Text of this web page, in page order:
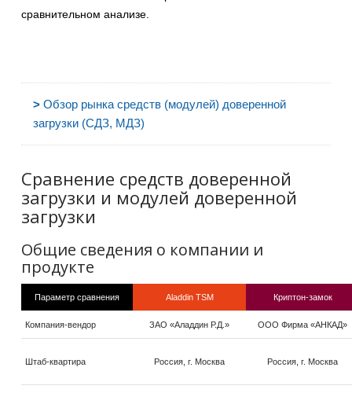
сравнительном анализе.
> Обзор рынка средств (модулей) доверенной
загрузки (СДЗ, МДЗ)
Сравнение средств доверенной
загрузки и модулей доверенной
загрузки
Общие сведения о компании и
продукте
Параметр сравнения Aladdin TSM Криптон-замок
Компания-вендор ЗАО «Аладдин Р.Д.» ООО Фирма «АНКАД»
Штаб-квартира Россия, г. Москва Россия, г. Москва